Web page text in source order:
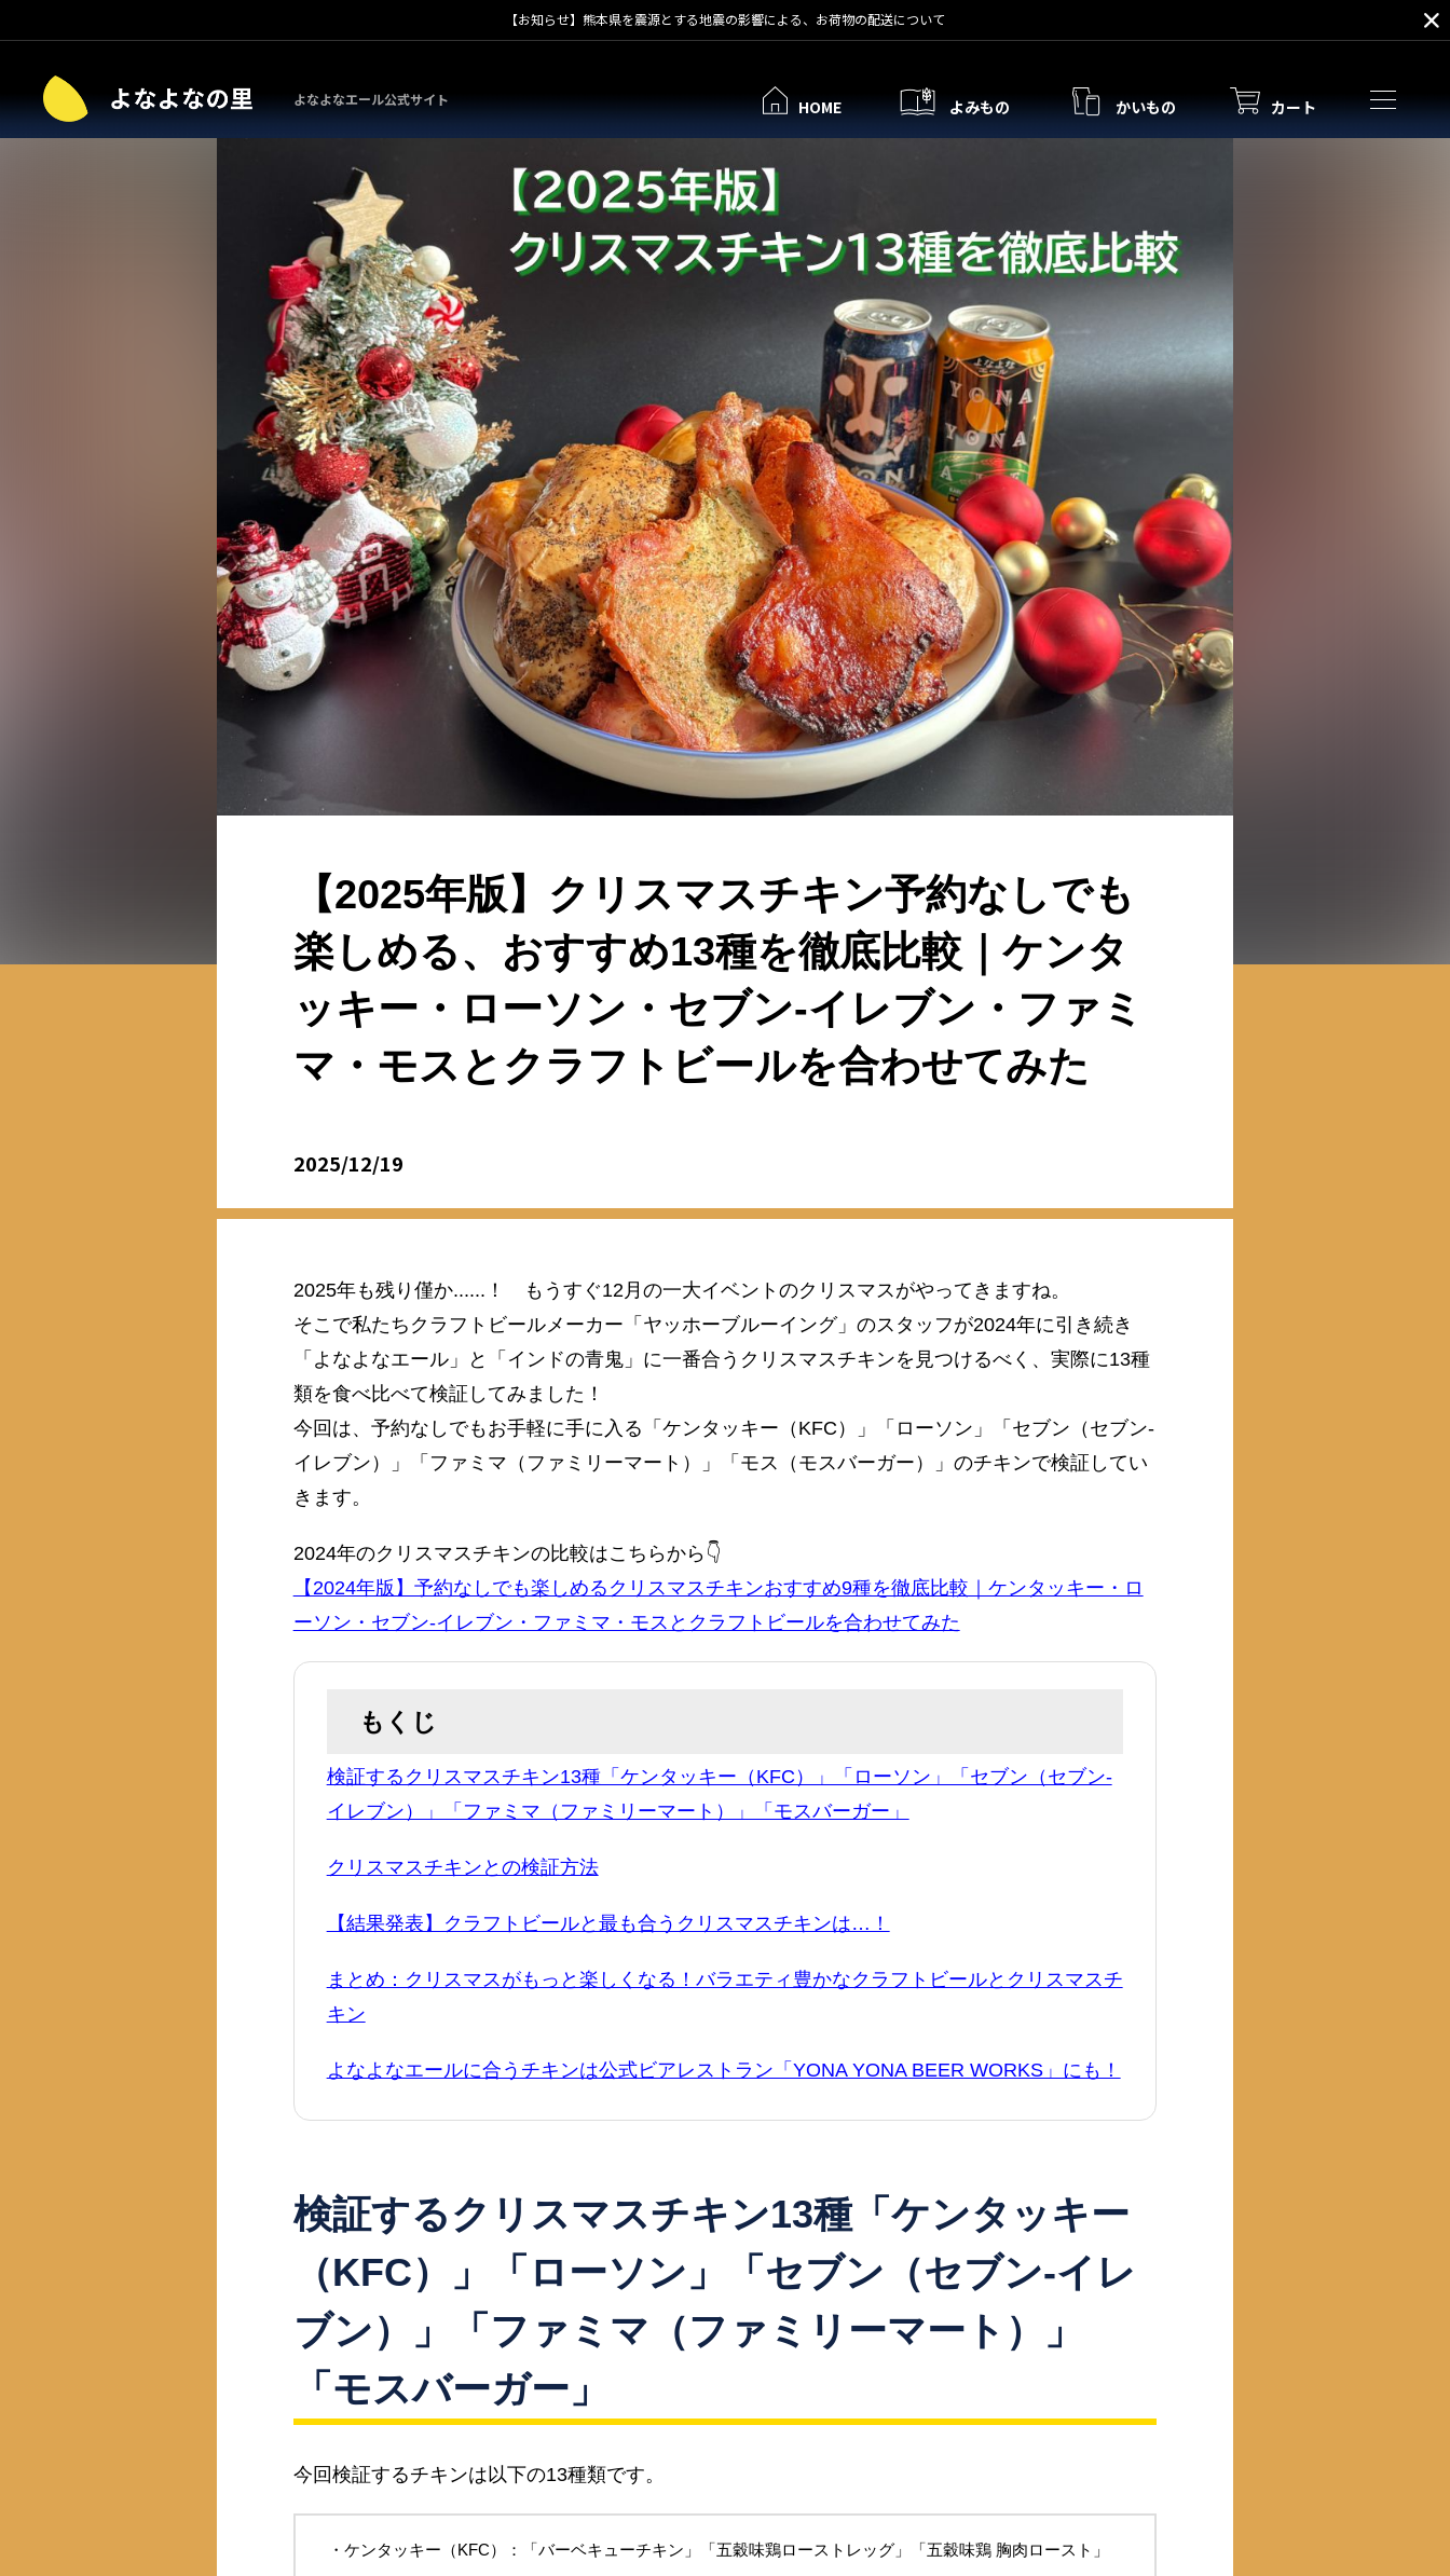
【お知らせ】熊本県を震源とする地震の影響による、お荷物の配送について
よなよなエール公式サイト HOME よみもの かいもの カート
【2025年版】クリスマスチキン予約なしでも
楽しめる、おすすめ13種を徹底比較｜ケンタ
ッキー・ローソン・セブン-イレブン・ファミ
マ・モスとクラフトビールを合わせてみた
2025/12/19
2025年も残り僅か......！ もうすぐ12月の一大イベントのクリスマスがやってきますね。
そこで私たちクラフトビールメーカー「ヤッホーブルーイング」のスタッフが2024年に引き続き
「よなよなエール」と「インドの青鬼」に一番合うクリスマスチキンを見つけるべく、実際に13種
類を食べ比べて検証してみました！
今回は、予約なしでもお手軽に手に入る「ケンタッキー（KFC）」「ローソン」「セブン（セブン-
イレブン）」「ファミマ（ファミリーマート）」「モス（モスバーガー）」のチキンで検証してい
きます。
2024年のクリスマスチキンの比較はこちらから👇
【2024年版】予約なしでも楽しめるクリスマスチキンおすすめ9種を徹底比較｜ケンタッキー・ロ
ーソン・セブン-イレブン・ファミマ・モスとクラフトビールを合わせてみた
もくじ
検証するクリスマスチキン13種「ケンタッキー（KFC）」「ローソン」「セブン（セブン-
イレブン）」「ファミマ（ファミリーマート）」「モスバーガー」
クリスマスチキンとの検証方法
【結果発表】クラフトビールと最も合うクリスマスチキンは…！
まとめ：クリスマスがもっと楽しくなる！バラエティ豊かなクラフトビールとクリスマスチ
キン
よなよなエールに合うチキンは公式ビアレストラン「YONA YONA BEER WORKS」にも！
検証するクリスマスチキン13種「ケンタッキー
（KFC）」「ローソン」「セブン（セブン-イレ
ブン）」「ファミマ（ファミリーマート）」
「モスバーガー」
今回検証するチキンは以下の13種類です。
・ケンタッキー（KFC）：「バーベキューチキン」「五穀味鶏ローストレッグ」「五穀味鶏 胸肉ロースト」